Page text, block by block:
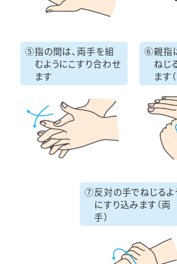
⑤指の間は、両手を組
むようにこすり合わせ
ます
⑥親指
ねじ
ます
⑦反対の手でねじるよ
にすり込みます（両
手）